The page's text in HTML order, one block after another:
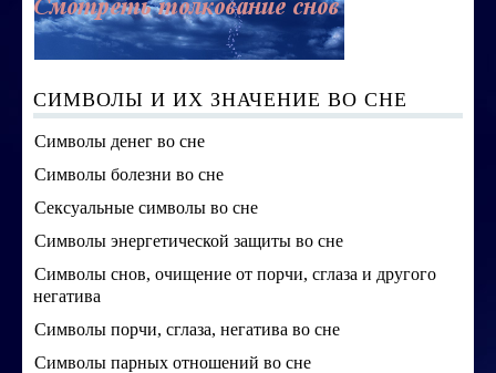
СИМВОЛЫ И ИХ ЗНАЧЕНИЕ ВО СНЕ
Символы денег во сне
Символы болезни во сне
Сексуальные символы во сне
Символы энергетической защиты во сне
Символы снов, очищение от порчи, сглаза и другого
негатива
Символы порчи, сглаза, негатива во сне
Символы парных отношений во сне